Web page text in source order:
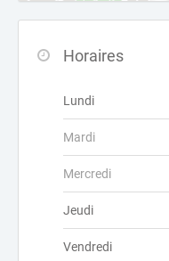
Horaires
Lundi
Mardi
Mercredi
Jeudi
Vendredi